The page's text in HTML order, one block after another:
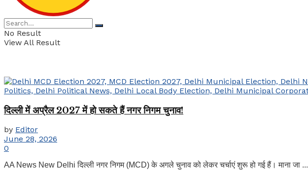
No Result
View All Result
दिल्ली में अप्रैल 2027 में हो सकते हैं नगर निगम चुनाव!
by Editor
June 28, 2026
0
AA News New Delhi दिल्ली नगर निगम (MCD) के अगले चुनाव को लेकर चर्चाएं शुरू हो गई हैं। माना जा ...